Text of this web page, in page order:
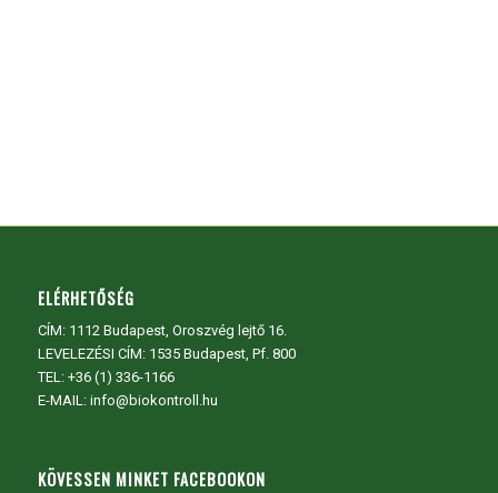
ELÉRHETŐSÉG
CÍM: 1112 Budapest, Oroszvég lejtő 16.
LEVELEZÉSI CÍM: 1535 Budapest, Pf. 800
TEL: +36 (1) 336-1166
E-MAIL: info@biokontroll.hu
KÖVESSEN MINKET FACEBOOKON